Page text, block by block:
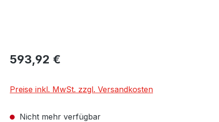
Regulärer Preis:
593,92 €
Preise inkl. MwSt. zzgl. Versandkosten
Nicht mehr verfügbar